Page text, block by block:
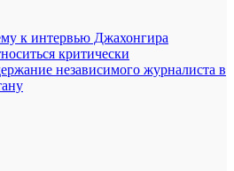
к интервью Джахонгира
критически
независимого журналиста в